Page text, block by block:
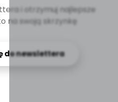
i otrzymuj najlepsze
na swoją skrzynkę
do newslettera